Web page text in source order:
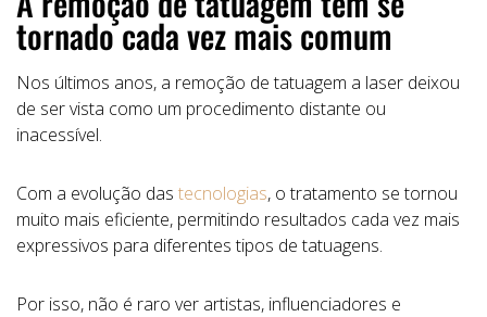
tornado cada vez mais comum
Nos últimos anos, a remoção de tatuagem a laser deixou
de ser vista como um procedimento distante ou
inacessível.
Com a evolução das tecnologias, o tratamento se tornou
muito mais eficiente, permitindo resultados cada vez mais
expressivos para diferentes tipos de tatuagens.
Por isso, não é raro ver artistas, influenciadores e